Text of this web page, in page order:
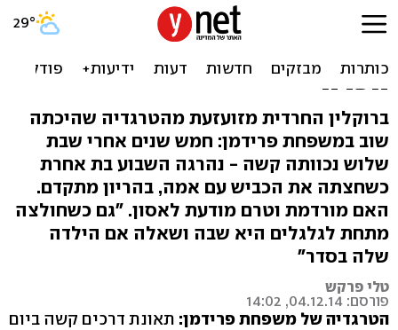
איוב בניו-יורק: צביה נכוותה,
בלימי נהרגה, האם מחוסרת
הכרה
ברוקלין החרדית מזועזעת מהטרגדיה שהיכתה
שוב במשפחת פרידמן: חמש שנים אחרי שבת
שלוש נכוותה קשה - נהרגה השבוע בת אחרת
כשחצתה את הכביש עם אמה, בהריון מתקדם.
האם מורדמת וטרם מודעת לאסון. "גם כשחולצה
מתחת לגלגלים היא שבה ושאלה אם הילדה
שלה בסדר"
טלי פרקש
פורסם: 04.12.14, 14:02
הטרגדיה של משפחת פרידמן: תאונת דרכים קשה ביום